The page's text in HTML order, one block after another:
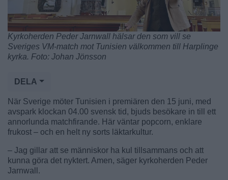
Kyrkoherden Peder Jarnwall hälsar den som vill se
Sveriges VM-match mot Tunisien välkommen till Harplinge
kyrka. Foto: Johan Jönsson
DELA
När Sverige möter Tunisien i premiären den 15 juni, med
avspark klockan 04.00 svensk tid, bjuds besökare in till ett
annorlunda matchfirande. Här väntar popcorn, enklare
frukost – och en helt ny sorts läktarkultur.
– Jag gillar att se människor ha kul tillsammans och att
kunna göra det nyktert. Amen, säger kyrkoherden Peder
Jarnwall.